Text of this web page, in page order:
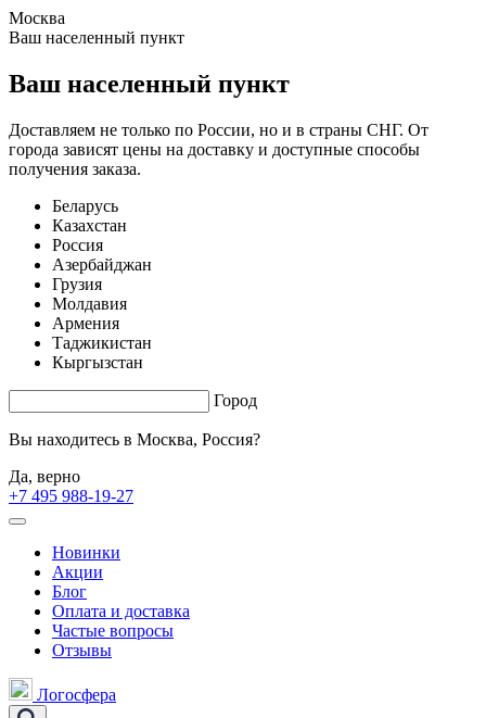
Москва
Ваш населенный пункт
Ваш населенный пункт
Доставляем не только по России, но и в страны СНГ. От
города зависят цены на доставку и доступные способы
получения заказа.
Беларусь
Казахстан
Россия
Азербайджан
Грузия
Молдавия
Армения
Таджикистан
Кыргызстан
Город
Вы находитесь в Москва, Россия?
Да, верно
+7 495 988-19-27
Новинки
Акции
Блог
Оплата и доставка
Частые вопросы
Отзывы
Логосфера